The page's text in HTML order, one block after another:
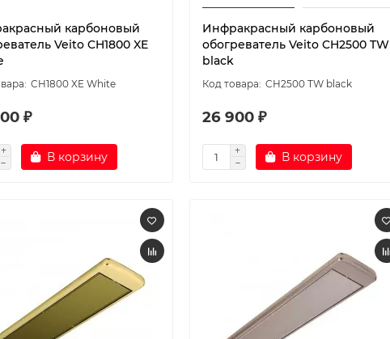
карбоновый
Veito CH1800 XE
CH1800 XE White
₽
В корзину
Инфракрасный карбоновый
обогреватель Veito CH2500 TW
black
CH2500 TW black
26 900 ₽
В корзину